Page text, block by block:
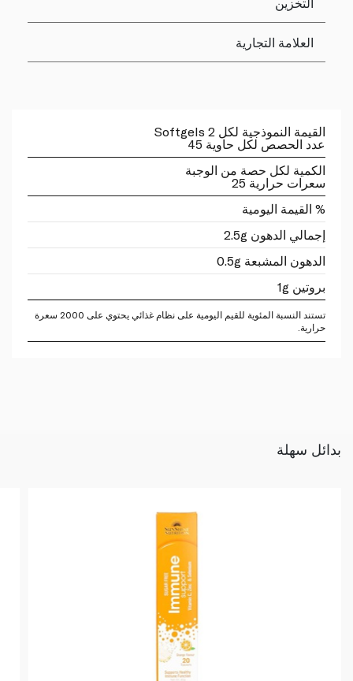
التخزين
العلامة التجارية
القيمة النموذجية لكل 2 Softgels
عدد الحصص لكل حاوية 45
الكمية لكل حصة من الوجبة
سعرات حرارية 25
% القيمة اليومية
إجمالي الدهون 2.5g
الدهون المشبعة 0.5g
بروتين 1g
تستند النسبة المئوية للقيم اليومية على نظام غذائي يحتوي على 2000 سعرة
حرارية.
بدائل سهلة